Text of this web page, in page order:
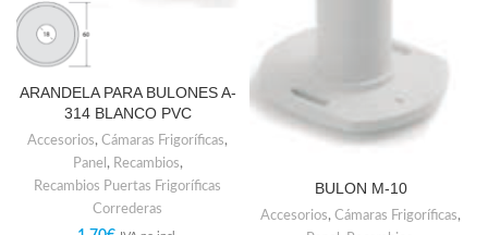
ARANDELA PARA BULONES A-
314 BLANCO PVC
Accesorios, Cámaras Frigoríficas,
Panel , Recambios,
Recambios Puertas Frigoríficas
Correderas
BULON M-10
Accesorios, Cámaras Frigoríficas,